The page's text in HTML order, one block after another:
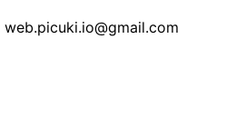
web.picuki.io@gmail.com